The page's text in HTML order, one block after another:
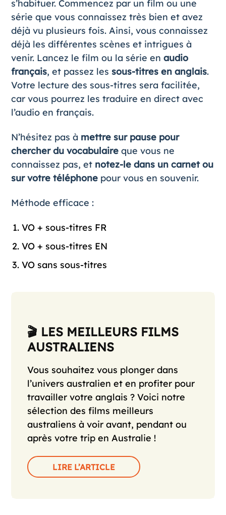
s’habituer. Commencez par un film ou une
série que vous connaissez très bien et avez
déjà vu plusieurs fois. Ainsi, vous connaissez
déjà les différentes scènes et intrigues à
venir. Lancez le film ou la série en audio
français, et passez les sous-titres en anglais.
Votre lecture des sous-titres sera facilitée,
car vous pourrez les traduire en direct avec
l’audio en français.
N’hésitez pas à mettre sur pause pour
chercher du vocabulaireque vous ne
connaissez pas, et notez-le dans un carnet ou
sur votre téléphonepour vous en souvenir.
Méthode efficace :
VO + sous-titres FR
VO + sous-titres EN
VO sans sous-titres
🎬 LES MEILLEURS FILMS
AUSTRALIENS
Vous souhaitez vous plonger dans
l’univers australien et en profiter pour
travailler votre anglais ? Voici notre
sélection des films meilleurs
australiens à voir avant, pendant ou
après votre trip en Australie !
LIRE L’ARTICLE